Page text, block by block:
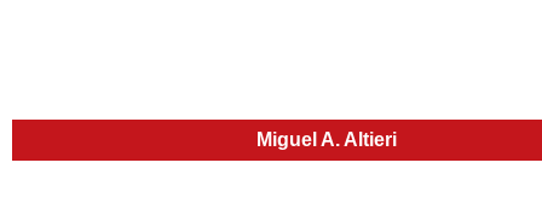
Miguel A. Altieri